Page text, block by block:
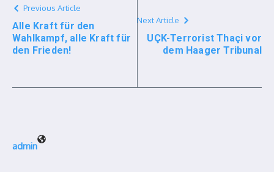
Previous Article
Alle Kraft für den
Wahlkampf, alle Kraft für
den Frieden!
Next Article
UÇK-Terrorist Thaçi vor
dem Haager Tribunal
admin